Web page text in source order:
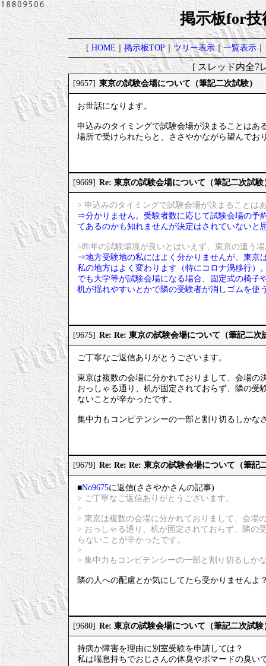
掲示板for技
[HOME｜掲示板TOP｜ツリー表示｜一覧表示｜
[ スレッド内全
[9657] 東京の試験会場について（筆記二次試験）
お世話になります。
申込みのタイミングで試験会場が決まることはあ
場所で受けられたらと、ささやかながら望んでお
[9669] Re: 東京の試験会場について（筆記二次試験
> 申込みのタイミングで試験会場が決まることは
⇒分かりません。受験者数に応じて試験会場の予
てあるのかも知れませんが決定はされていないと
>昨年の試験環境が良いとはいえず、東京の違う
⇒地方受験地の私にはよく分かりませんが、東京
私の地方はよく変わります（特にコロナ渦移行）
でも大学等が試験会場になる場合、固定式の椅
机が揺れやすいとかで隣の受験者が消しゴムを
[9675] Re: Re: 東京の試験会場について（筆記二次
ご丁寧なご返信ありがとうございます。
東京は複数の会場に分かれておりまして、会場の
おっしゃる通り、机が固定されておらず、隣の
ないことが辛かったです。
集中力もコンピテンシーの一部と割り切るしかな
[9679] Re: Re: Re: 東京の試験会場について（筆記
■No9675に返信(ささやかさんの記事)
> ご丁寧なご返信ありがとうございます。
>
> 東京は複数の会場に分かれておりまして、会場
> おっしゃる通り、机が固定されておらず、隣の
らないことが辛かったです。
>
> 集中力もコンピテンシーの一部と割り切るしか
隣の人への配慮とか気にしてたら受かりませんよ
[9680] Re: 東京の試験会場について（筆記二次試験
持病か障害を理由に別室受験を申請しては？
私は喘息持ちでおじさんの体臭やポマードの臭い